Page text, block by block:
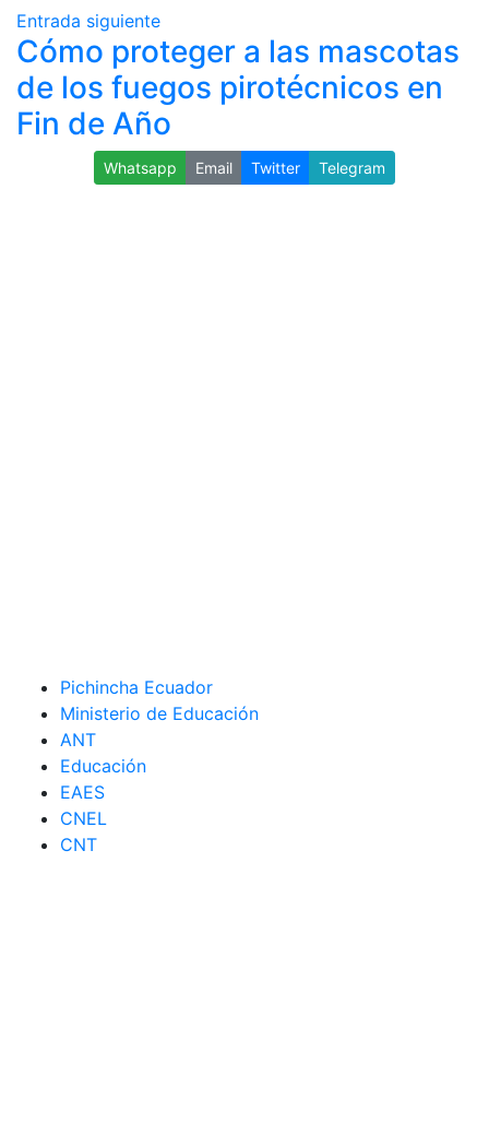
Entrada siguiente
Cómo proteger a las mascotas
de los fuegos pirotécnicos en
Fin de Año
Whatsapp Email Twitter Telegram
Pichincha Ecuador
Ministerio de Educación
ANT
Educación
EAES
CNEL
CNT